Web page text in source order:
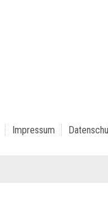
Impressum